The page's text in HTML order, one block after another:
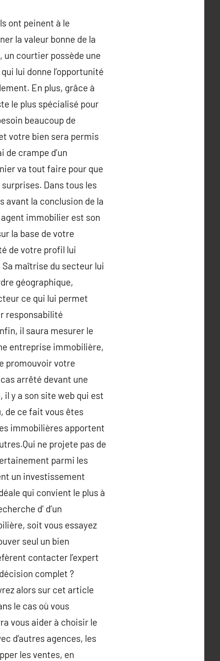
ont peinent à le
la valeur bonne de la
courtier possède une
lui donne l’opportunité
En plus, grâce à
le plus spécialisé pour
beaucoup de
votre bien sera permis
crampe d’un
va tout faire pour que
Dans tous les
avant la conclusion de la
immobilier est son
la base de votre
de votre profil lui
maîtrise du secteur lui
géographique,
ce qui lui permet
responsabilité
il saura mesurer le
entreprise immobilière,
promouvoir votre
arrêté devant une
y a son site web qui est
de ce fait vous êtes
immobilières apportent
ne projete pas de
parmi les
un investissement
qui convient le plus à
d’ d’un
soit vous essayez
seul un bien
contacter l’expert
complet ?
alors sur cet article
le cas où vous
vous aider à choisir le
d’autres agences, les
les ventes, en